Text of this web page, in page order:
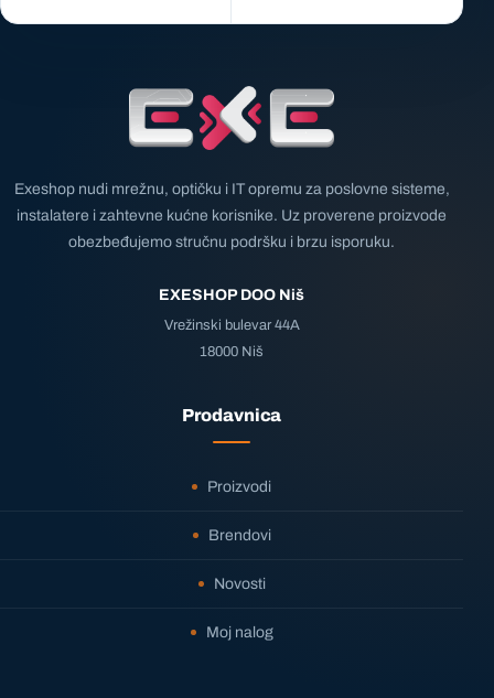
Exeshop nudi mrežnu, optičku i IT opremu za poslovne sisteme,
instalatere i zahtevne kućne korisnike. Uz proverene proizvode
obezbeđujemo stručnu podršku i brzu isporuku.
EXESHOP DOO Niš
Vrežinski bulevar 44A
18000 Niš
Prodavnica
Proizvodi
Brendovi
Novosti
Moj nalog